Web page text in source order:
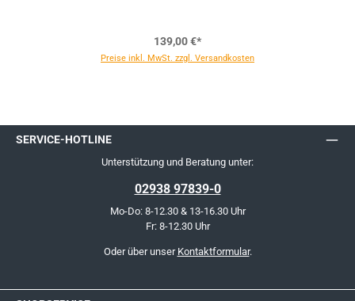
139,00 €*
Preise inkl. MwSt. zzgl. Versandkosten
SERVICE-HOTLINE
Unterstützung und Beratung unter:
02938 97839-0
Mo-Do: 8-12.30 & 13-16.30 Uhr
Fr: 8-12.30 Uhr
Oder über unser Kontaktformular.